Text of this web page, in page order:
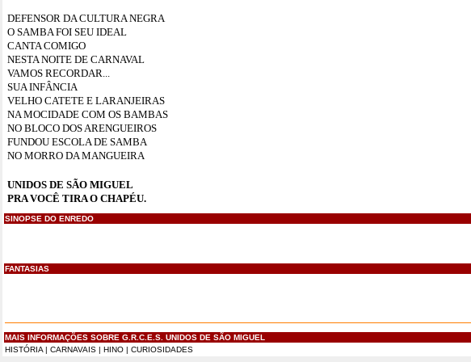
DEFENSOR DA CULTURA NEGRA
O SAMBA FOI SEU IDEAL
CANTA COMIGO
NESTA NOITE DE CARNAVAL
VAMOS RECORDAR...
SUA INFÂNCIA
VELHO CATETE E LARANJEIRAS
NA MOCIDADE COM OS BAMBAS
NO BLOCO DOS ARENGUEIROS
FUNDOU ESCOLA DE SAMBA
NO MORRO DA MANGUEIRA
UNIDOS DE SÃO MIGUEL
PRA VOCÊ TIRA O CHAPÉU.
SINOPSE DO ENREDO
FANTASIAS
MAIS INFORMAÇÕES SOBRE G.R.C.E.S. UNIDOS DE SÃO MIGUEL
HISTÓRIA | CARNAVAIS | HINO | CURIOSIDADES